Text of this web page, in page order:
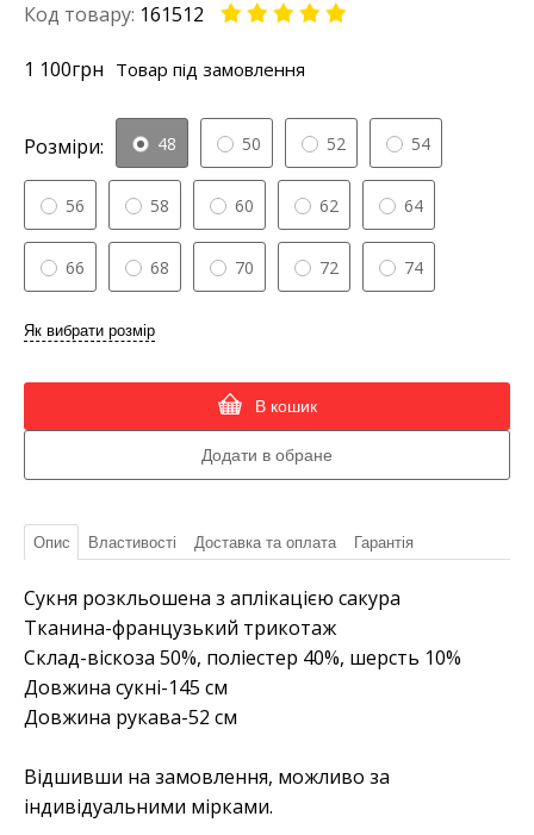
Код товару: 161512
1 100грн Товар під замовлення
Розміри: 48 50 52 54
56 58 60 62 64
66 68 70 72 74
Як вибрати розмір
В кошик
Опис Властивості Доставка та оплата Гарантія
Сукня розкльошена з аплікацією сакура
Тканина-французький трикотаж
Склад-віскоза 50%, поліестер 40%, шерсть 10%
Довжина сукні-145 см
Довжина рукава-52 см
Відшивши на замовлення, можливо за
індивідуальними мірками.